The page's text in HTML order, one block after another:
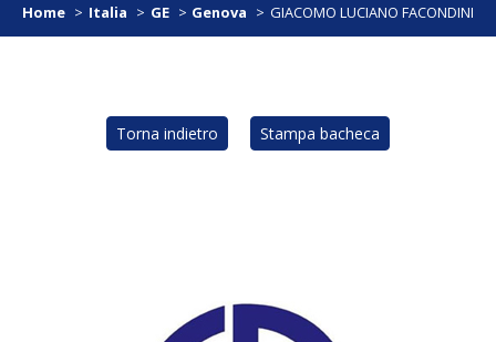
Home Italia GE Genova GIACOMO LUCIANO FACONDINI
Torna indietro Stampa bacheca